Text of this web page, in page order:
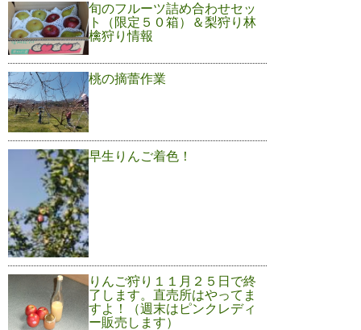
旬のフルーツ詰め合わせセッ
ト（限定５０箱）＆梨狩り林
檎狩り情報
桃の摘蕾作業
早生りんご着色！
りんご狩り１１月２５日で終
了します。直売所はやってま
すよ！（週末はピンクレディ
ー販売します）